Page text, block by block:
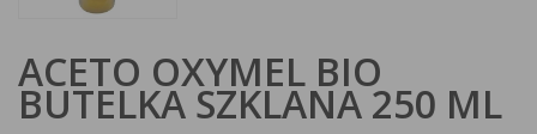
ACETO OXYMEL BIO
BUTELKA SZKLANA 250 ML